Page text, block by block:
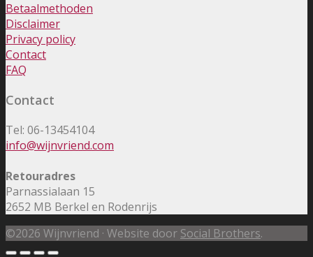
Betaalmethoden
Disclaimer
Privacy policy
Contact
FAQ
Contact
Tel: 06-13454104
info@wijnvriend.com
Retouradres
Parnassialaan 15
2652 MB Berkel en Rodenrijs
©2026 Wijnvriend · Website door Social Brothers.